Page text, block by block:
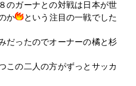
のガーナとの対戦は日本が世
か
という注目の一戦でした
だったのでオーナーの橘と杉
この二人の方がずっとサッカ